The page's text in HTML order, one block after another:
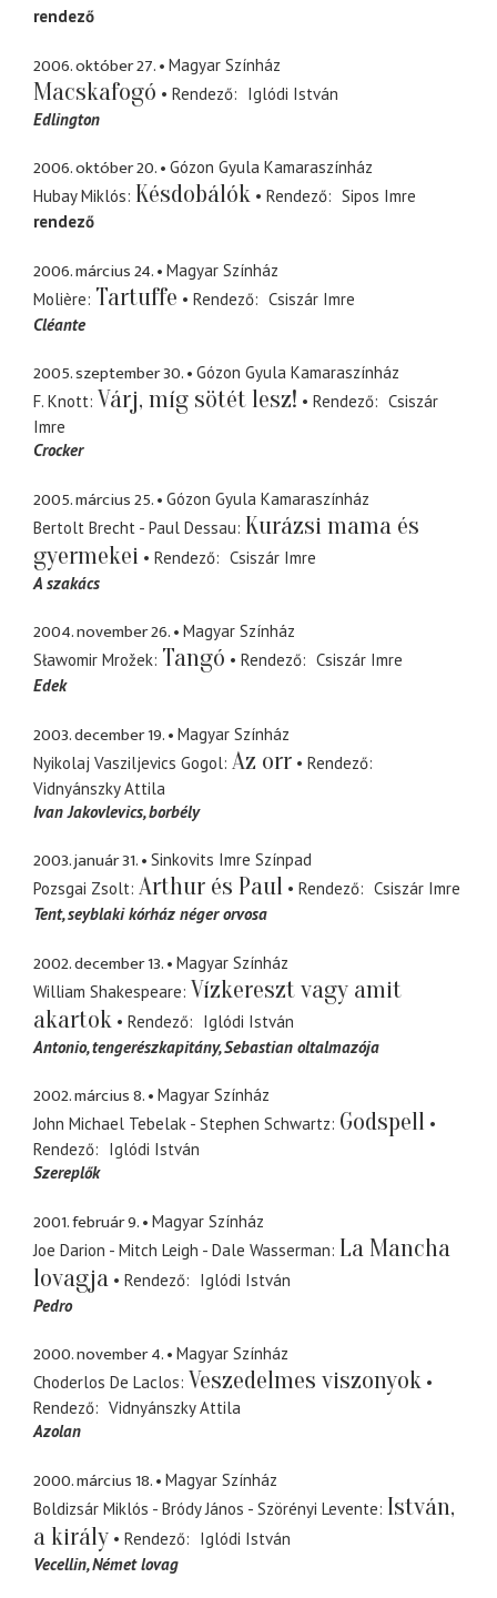
rendező
2006. október 27. Magyar Színház
Macskafogó Rendező
Iglódi István
Edlington
2006. október 20.
Gózon Gyula Kamaraszínház
Hubay Miklós Késdobálók Rendező
Sipos Imre
rendező
2006. március 24.
Magyar Színház
Molière Tartuffe Rendező
Csiszár Imre
Cléante
2005. szeptember 30.
Gózon Gyula Kamaraszínház
F. Knott Várj, míg sötét lesz! Rendező
Csiszár
Imre
Crocker
2005. március 25.
Gózon Gyula Kamaraszínház
Bertolt Brecht - Paul Dessau Kurázsi mama és
gyermekei
Rendező
Csiszár Imre
A szakács
2004. november 26.
Magyar Színház
Sławomir Mrožek Tangó Rendező
Csiszár Imre
Edek
2003. december 19.
Magyar Színház
Nyikolaj Vasziljevics Gogol Az orr
Rendező
Vidnyánszky Attila
Ivan Jakovlevics borbély
2003. január 31.
Sinkovits Imre Színpad
Pozsgai Zsolt Arthur és Paul Rendező
Csiszár Imre
Tent seyblaki kórház néger orvosa
2002. december 13.
Magyar Színház
William Shakespeare Vízkereszt vagy amit
akartok
Rendező
Iglódi István
Antonio tengerészkapitány, Sebastian oltalmazója
2002. március 8.
Magyar Színház
John Michael Tebelak - Stephen Schwartz Godspell
Rendező
Iglódi István
Szereplők
2001. február 9.
Magyar Színház
Joe Darion - Mitch Leigh - Dale Wasserman La Mancha
lovagja
Rendező
Iglódi István
Pedro
2000. november 4.
Magyar Színház
Choderlos De Laclos Veszedelmes viszonyok
Rendező
Vidnyánszky Attila
Azolan
2000. március 18.
Magyar Színház
Boldizsár Miklós - Bródy János - Szörényi Levente István,
a király
Rendező
Iglódi István
Vecellin Német lovag